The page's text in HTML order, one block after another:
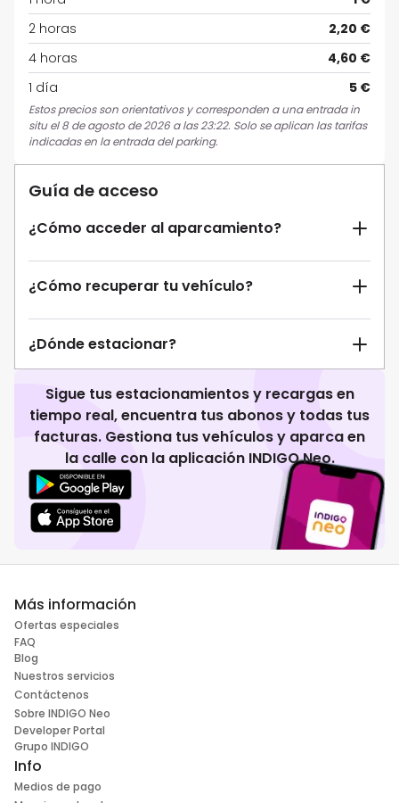
2 horas
2,20 €
4 horas
4,60 €
1 día
5 €
Estos precios son orientativos y corresponden a una entrada in
situ el 8 de agosto de 2026 a las 23:22. Solo se aplican las tarifas
indicadas en la entrada del parking.
Guía de acceso
¿Cómo acceder al aparcamiento?
¿Cómo recuperar tu vehículo?
¿Dónde estacionar?
Sigue tus estacionamientos y recargas en
tiempo real, encuentra tus abonos y todas tus
facturas. Gestiona tus vehículos y aparca en
la calle con la aplicación INDIGO Neo.
Más información
Ofertas especiales
FAQ
Blog
Nuestros servicios
Contáctenos
Sobre INDIGO Neo
Developer Portal
Grupo INDIGO
Info
Medios de pago